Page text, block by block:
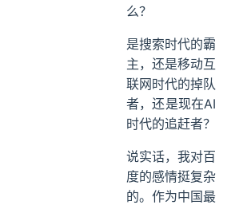
么？
是搜索时代的霸
主，还是移动互
联网时代的掉队
者，还是现在AI
时代的追赶者？
说实话，我对百
度的感情挺复杂
的。作为中国最